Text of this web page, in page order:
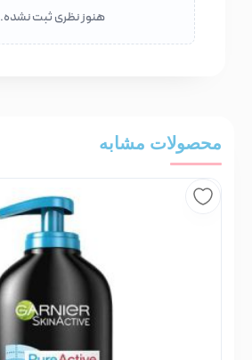
هنوز نظری ثبت نشده.
محصولات مشابه